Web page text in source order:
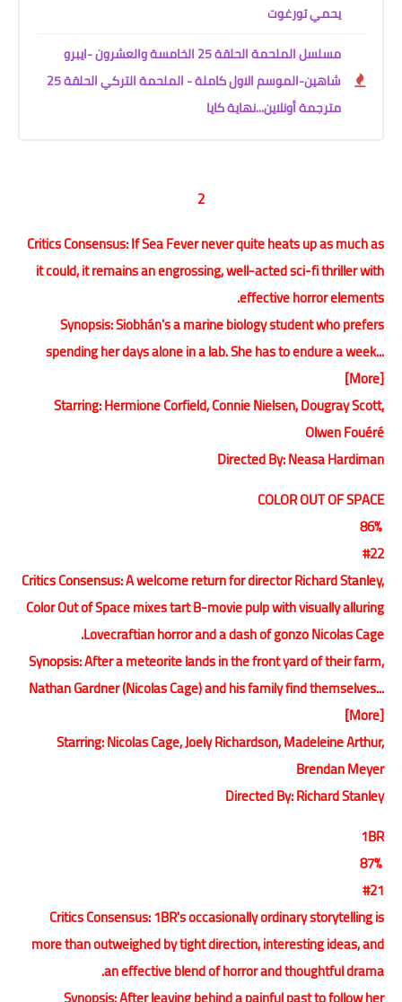
يحمي تورغوت
مسلسل الملحمة الحلقة 25 الخامسة والعشرون -ايبرو
شاهين-الموسم الاول كاملة - الملحمة التركي الحلقة 25
مترجمة أونلاين...نهاية كايا
2
Critics Consensus: If Sea Fever never quite heats up as much as
it could, it remains an engrossing, well-acted sci-fi thriller with
effective horror elements.
Synopsis: Siobhán's a marine biology student who prefers
spending her days alone in a lab. She has to endure a week...
[More]
Starring: Hermione Corfield, Connie Nielsen, Dougray Scott,
Olwen Fouéré
Directed By: Neasa Hardiman
COLOR OUT OF SPACE
86%
#22
Critics Consensus: A welcome return for director Richard Stanley,
Color Out of Space mixes tart B-movie pulp with visually alluring
Lovecraftian horror and a dash of gonzo Nicolas Cage.
Synopsis: After a meteorite lands in the front yard of their farm,
Nathan Gardner (Nicolas Cage) and his family find themselves...
[More]
Starring: Nicolas Cage, Joely Richardson, Madeleine Arthur,
Brendan Meyer
Directed By: Richard Stanley
1BR
87%
#21
Critics Consensus: 1BR's occasionally ordinary storytelling is
more than outweighed by tight direction, interesting ideas, and
an effective blend of horror and thoughtful drama.